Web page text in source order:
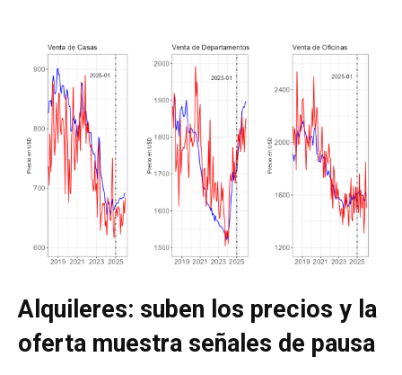
Alquileres: suben los precios y la
oferta muestra señales de pausa